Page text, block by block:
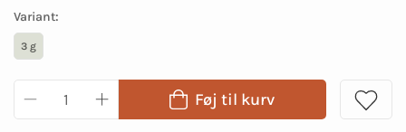
Variant:
3 g
Føj til kurv